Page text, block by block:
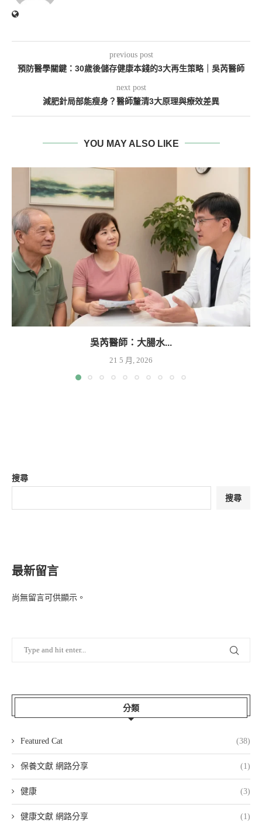
previous post
預防醫學關鍵：30歲後儲存健康本錢的3大再生策略｜吳芮醫師
next post
減肥針局部能瘦身？醫師釐清3大原理與療效差異
YOU MAY ALSO LIKE
吳芮醫師：大腸水...
21 5 月, 2026
搜尋
搜尋
最新留言
尚無留言可供顯示。
分類
Featured Cat (38)
保養文獻 網路分享 (1)
健康 (3)
健康文獻 網路分享 (1)